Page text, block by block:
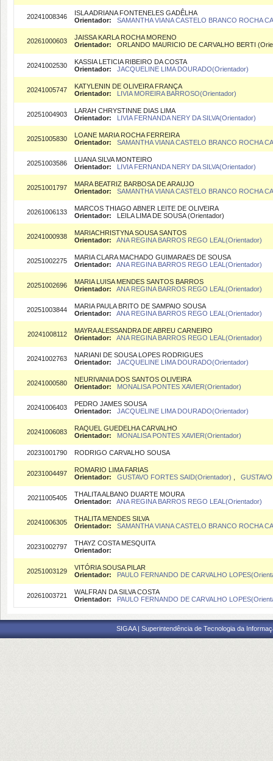
20241008346
ISLA ADRIANA FONTENELES GADÊLHA
Orientador:
SAMANTHA VIANA CASTELO BRANCO ROCHA
20261000603
JAISSA KARLA ROCHA MORENO
Orientador: ORLANDO MAURICIO DE CARVALHO BERTI
20241002530
KASSIA LETICIA RIBEIRO DA COSTA
Orientador:
JACQUELINE LIMA DOURADO(Orientador)
20241005747
KATYLENIN DE OLIVEIRA FRANÇA
Orientador:
LIVIA MOREIRA BARROSO(Orientador)
20251004903
LARAH CHRYSTINNE DIAS LIMA
Orientador:
LIVIA FERNANDA NERY DA SILVA(Orientador)
20251005830
LOANE MARIA ROCHA FERREIRA
Orientador:
SAMANTHA VIANA CASTELO BRANCO ROCHA
20251003586
LUANA SILVA MONTEIRO
Orientador:
LIVIA FERNANDA NERY DA SILVA(Orientador)
20251001797
MARA BEATRIZ BARBOSA DE ARAUJO
Orientador:
SAMANTHA VIANA CASTELO BRANCO ROCHA
20261006133
MARCOS THIAGO ABNER LEITE DE OLIVEIRA
Orientador: LEILA LIMA DE SOUSA (Orientador)
20241000938
MARIACHRISTYNA SOUSA SANTOS
Orientador:
ANA REGINA BARROS REGO LEAL(Orientador)
20251002275
MARIA CLARA MACHADO GUIMARAES DE SOUSA
Orientador:
ANA REGINA BARROS REGO LEAL(Orientador)
20251002696
MARIA LUISA MENDES SANTOS BARROS
Orientador:
ANA REGINA BARROS REGO LEAL(Orientador)
20251003844
MARIA PAULA BRITO DE SAMPAIO SOUSA
Orientador:
ANA REGINA BARROS REGO LEAL(Orientador)
20241008112
MAYRA ALESSANDRA DE ABREU CARNEIRO
Orientador:
ANA REGINA BARROS REGO LEAL(Orientador)
20241002763
NARIANI DE SOUSA LOPES RODRIGUES
Orientador:
JACQUELINE LIMA DOURADO(Orientador)
20241000580
NEURIVANIA DOS SANTOS OLIVEIRA
Orientador:
MONALISA PONTES XAVIER(Orientador)
20241006403
PEDRO JAMES SOUSA
Orientador:
JACQUELINE LIMA DOURADO(Orientador)
20241006083
RAQUEL GUEDELHA CARVALHO
Orientador:
MONALISA PONTES XAVIER(Orientador)
20231001790 RODRIGO CARVALHO SOUSA
20231004497
ROMARIO LIMA FARIAS
Orientador:
GUSTAVO FORTES SAID(Orientador)
20211005405
THALITA ALBANO DUARTE MOURA
Orientador:
ANA REGINA BARROS REGO LEAL(Orientador)
20241006305
THALITA MENDES SILVA
Orientador:
SAMANTHA VIANA CASTELO BRANCO ROCHA
20231002797
THAYZ COSTA MESQUITA
Orientador:
20251003129
VITÓRIA SOUSA PILAR
Orientador:
PAULO FERNANDO DE CARVALHO
20261003721
WALFRAN DA SILVA COSTA
Orientador:
PAULO FERNANDO DE CARVALHO
SIGAA | Superintendência de Tecnologia da